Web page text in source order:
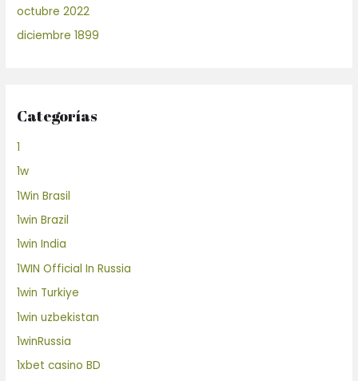
octubre 2022
diciembre 1899
Categorías
1
1w
1Win Brasil
1win Brazil
1win India
1WIN Official In Russia
1win Turkiye
1win uzbekistan
1winRussia
1xbet casino BD